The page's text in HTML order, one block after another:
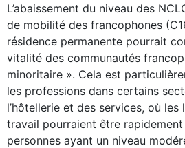
L’abaissement du niveau des
de mobilité des francophones
résidence permanente pourrait
vitalité des communautés
minoritaire ». Cela est
les professions dans certains
l’hôtellerie et des services, où les
travail pourraient être
personnes ayant un niveau